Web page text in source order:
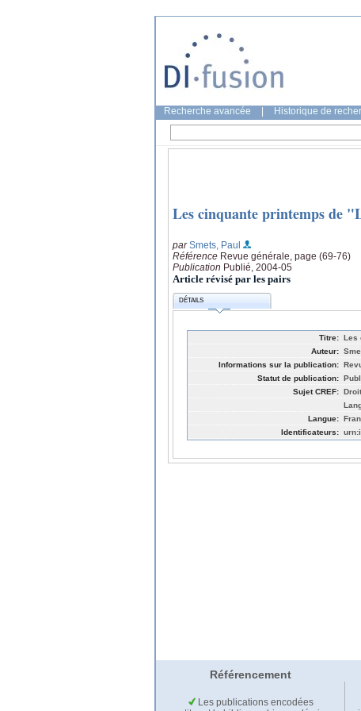
Recherche avancée Historique de
Les cinquante printemps de
parSmets, Paul
Référence Revue générale, page (69-76)
Publication Publié, 2004-05
Article révisé par les pairs
DÉTAILS
Titre: Les
Auteur:
Informations sur la publication:
Statut de publication:
Sujet CREF: Droit
Langue:
Identificateurs:
Référencement
Les publications encodées